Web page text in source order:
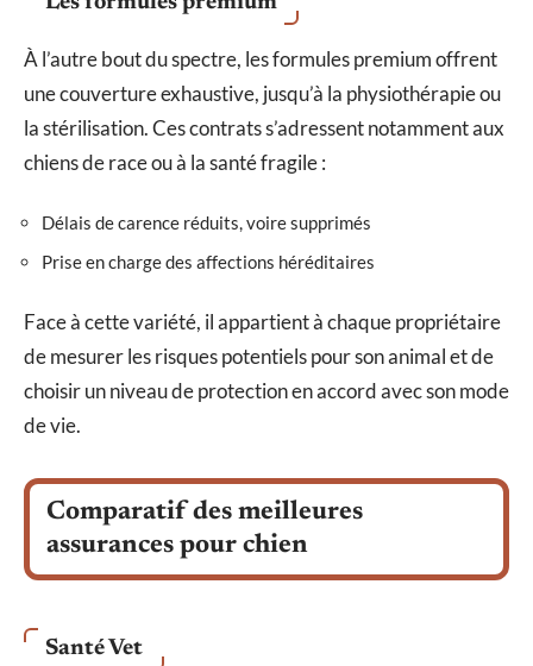
À l’autre bout du spectre, les formules premium offrent
une couverture exhaustive, jusqu’à la physiothérapie ou
la stérilisation. Ces contrats s’adressent notamment aux
chiens de race ou à la santé fragile :
Délais de carence réduits, voire supprimés
Prise en charge des affections héréditaires
Face à cette variété, il appartient à chaque propriétaire
de mesurer les risques potentiels pour son animal et de
choisir un niveau de protection en accord avec son mode
de vie.
Comparatif des meilleures
assurances pour chien
Santé Vet